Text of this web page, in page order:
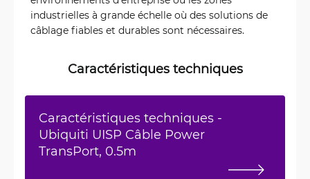
industrielles à grande échelle où des solutions de
câblage fiables et durables sont nécessaires.
Caractéristiques techniques
Caractéristiques techniques -
Ubiquiti UISP Câble Power
TransPort, 0.5m